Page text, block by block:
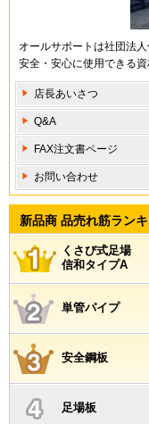
オールサポートは社団法
安全・安心に使用できる
店長あいさつ
Q&A
FAX注文書ページ
お問い合わせ
新品商 品売れ筋ラン
くさび式足場
信和タイプA
単管パイプ
安全鋼板
足場板